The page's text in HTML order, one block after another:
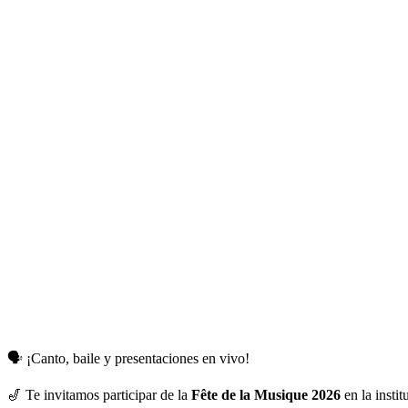
🗣️ ¡Canto, baile y presentaciones en vivo!
🎷 Te invitamos participar de la Fête de la Musique 2026 en la